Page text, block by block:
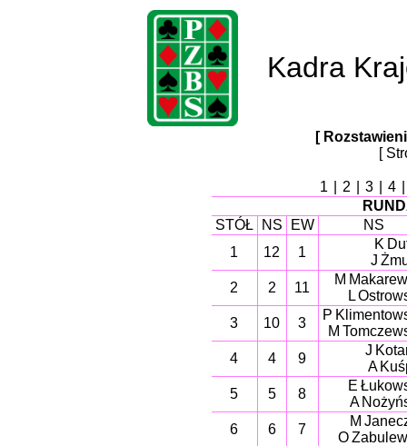
Kadra
[
[
1 2 3 4
STÓŁ
NS EW
NS
1
12 1
K
J
2
2 11
M
L
3
10 3
P
M
4
4 9
J
A
5
5 8
E
A
6
6 7
M
O